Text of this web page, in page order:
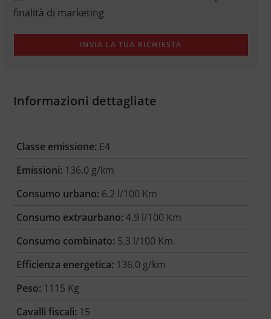
finalità di marketing
Informazioni dettagliate
Classe emissione: E4
Emissioni: 136.0 g/km
Consumo urbano: 6.2 l/100 Km
Consumo extraurbano: 4.9 l/100 Km
Consumo combinato: 5.3 l/100 Km
Efficienza energetica: 136.0 g/km
Peso: 1115 Kg
Cavalli fiscali: 15